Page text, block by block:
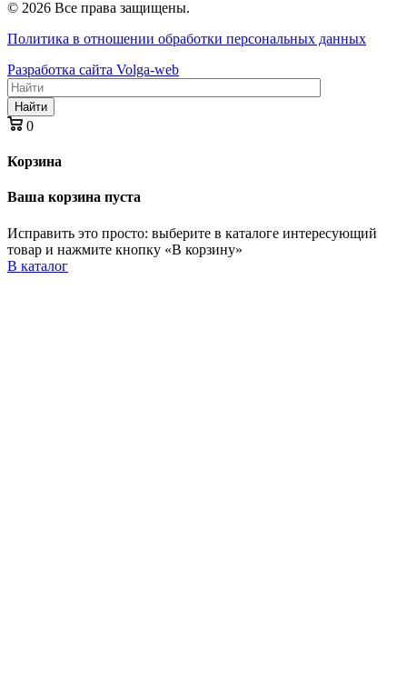
© 2026 Все права защищены.
Политика в отношении обработки персональных данных
Разработка сайта Volga-web
Найти
0
Корзина
Ваша корзина пуста
Исправить это просто: выберите в каталоге интересующий
товар и нажмите кнопку «В корзину»
В каталог